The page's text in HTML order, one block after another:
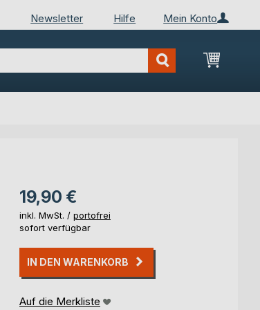
Mein Konto
Newsletter Hilfe
Mein
19,90 €
inkl. MwSt. / portofrei
sofort verfügbar
IN DEN WARENKORB
Auf die Merkliste